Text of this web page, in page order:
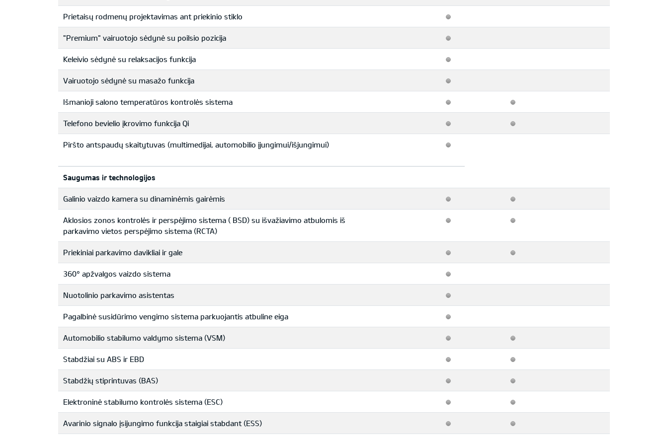
Prietaisų rodmenų projektavimas ant priekinio stiklo
"Premium" vairuotojo sėdynė su poilsio pozicija
Keleivio sėdynė su relaksacijos funkcija
Vairuotojo sėdynė su masažo funkcija
Išmanioji salono temperatūros kontrolės sistema
Telefono bevielio įkrovimo funkcija Qi
Piršto antspaudų skaitytuvas (multimedijai, automobilio įjungimui/išjungimui)
Saugumas ir technologijos
Galinio vaizdo kamera su dinaminėmis gairėmis
Aklosios zonos kontrolės ir perspėjimo sistema ( BSD) su išvažiavimo atbulomis iš
parkavimo vietos perspėjimo sistema (RCTA)
Priekiniai parkavimo davikliai ir gale
360° apžvalgos vaizdo sistema
Nuotolinio parkavimo asistentas
Pagalbinė susidūrimo vengimo sistema parkuojantis atbuline eiga
Automobilio stabilumo valdymo sistema (VSM)
Stabdžiai su ABS ir EBD
Stabdžių stiprintuvas (BAS)
Elektroninė stabilumo kontrolės sistema (ESC)
Avarinio signalo įsijungimo funkcija staigiai stabdant (ESS)